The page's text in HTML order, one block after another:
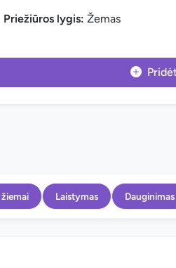
Priežiūros lygis: Žemas
Laistymas Dauginimas